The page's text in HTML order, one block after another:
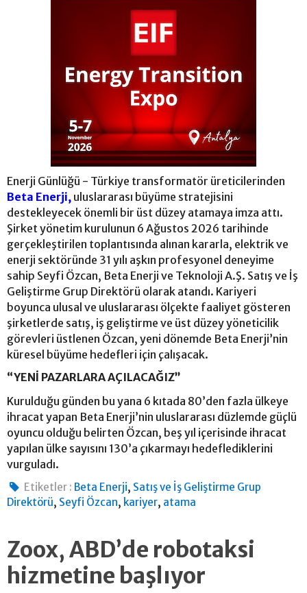
Enerji Günlüğü - Türkiye transformatör üreticilerinden
Beta Enerji, uluslararası büyüme stratejisini
destekleyecek önemli bir üst düzey atamaya imza attı.
Şirket yönetim kurulunun 6 Ağustos 2026 tarihinde
gerçekleştirilen toplantısında alınan kararla, elektrik ve
enerji sektöründe 31 yılı aşkın profesyonel deneyime
sahip Seyfi Özcan, Beta Enerji ve Teknoloji A.Ş. Satış ve İş
Geliştirme Grup Direktörü olarak atandı. Kariyeri
boyunca ulusal ve uluslararası ölçekte faaliyet gösteren
şirketlerde satış, iş geliştirme ve üst düzey yöneticilik
görevleri üstlenen Özcan, yeni dönemde Beta Enerji’nin
küresel büyüme hedefleri için çalışacak.
“YENİ PAZARLARA AÇILACAĞIZ”
Kurulduğu günden bu yana 6 kıtada 80’den fazla ülkeye
ihracat yapan Beta Enerji’nin uluslararası düzlemde güçlü
oyuncu olduğu belirten Özcan, beş yıl içerisinde ihracat
yapılan ülke sayısını 130’a çıkarmayı hedeflediklerini
vurguladı.
Etiketler : Beta Enerji, Satış ve İş Geliştirme Grup
Direktörü, Seyfi Özcan, kariyer, atama
Zoox, ABD’de robotaksi
hizmetine başlıyor